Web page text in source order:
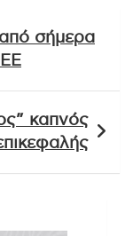
σήμερα
καπνός